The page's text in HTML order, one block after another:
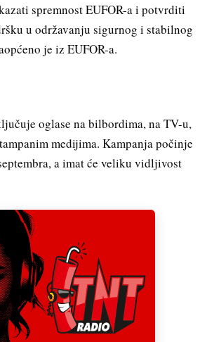
spremnost EUFOR-a i potvrditi
u održavanju sigurnog i stabilnog
je iz EUFOR-a.
oglase na bilbordima, na TV-u,
medijima. Kampanja počinje
a imat će veliku vidljivost